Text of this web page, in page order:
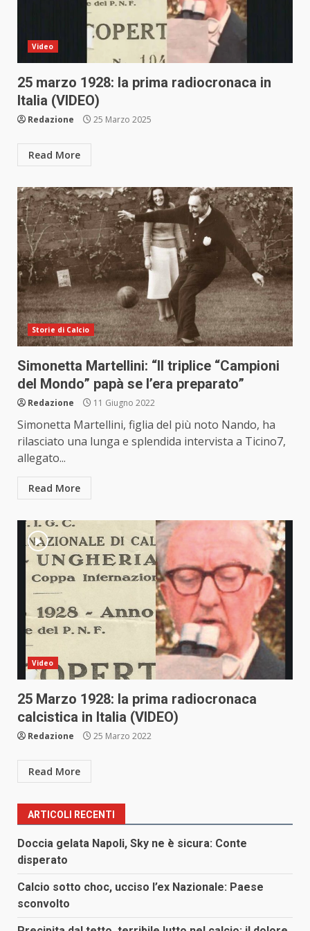
Video
25 marzo 1928: la prima radiocronaca in
Italia (VIDEO)
Redazione 25 Marzo 2025
Read More
Storie di Calcio
Simonetta Martellini: “Il triplice “Campioni
del Mondo” papà se l’era preparato”
Redazione 11 Giugno 2022
Simonetta Martellini, figlia del più noto Nando, ha
rilasciato una lunga e splendida intervista a Ticino7,
allegato...
Read More
Video
25 Marzo 1928: la prima radiocronaca
calcistica in Italia (VIDEO)
Redazione 25 Marzo 2022
Read More
ARTICOLI RECENTI
Doccia gelata Napoli, Sky ne è sicura: Conte
disperato
Calcio sotto choc, ucciso l’ex Nazionale: Paese
sconvolto